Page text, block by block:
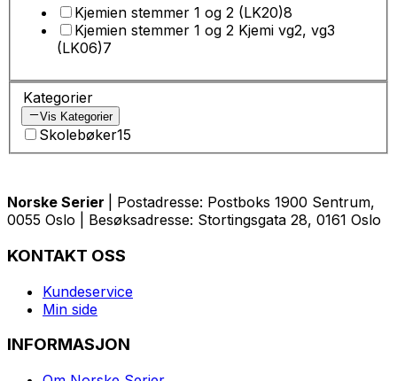
Kjemien stemmer 1 og 2 (LK20)8
Kjemien stemmer 1 og 2 Kjemi vg2, vg3
(LK06)7
Kategorier
Vis Kategorier
Skolebøker15
Norske Serier
| Postadresse: Postboks 1900 Sentrum,
0055 Oslo | Besøksadresse: Stortingsgata 28, 0161 Oslo
KONTAKT OSS
Kundeservice
Min side
INFORMASJON